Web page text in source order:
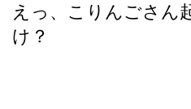
えっ、こりんごさん
け？